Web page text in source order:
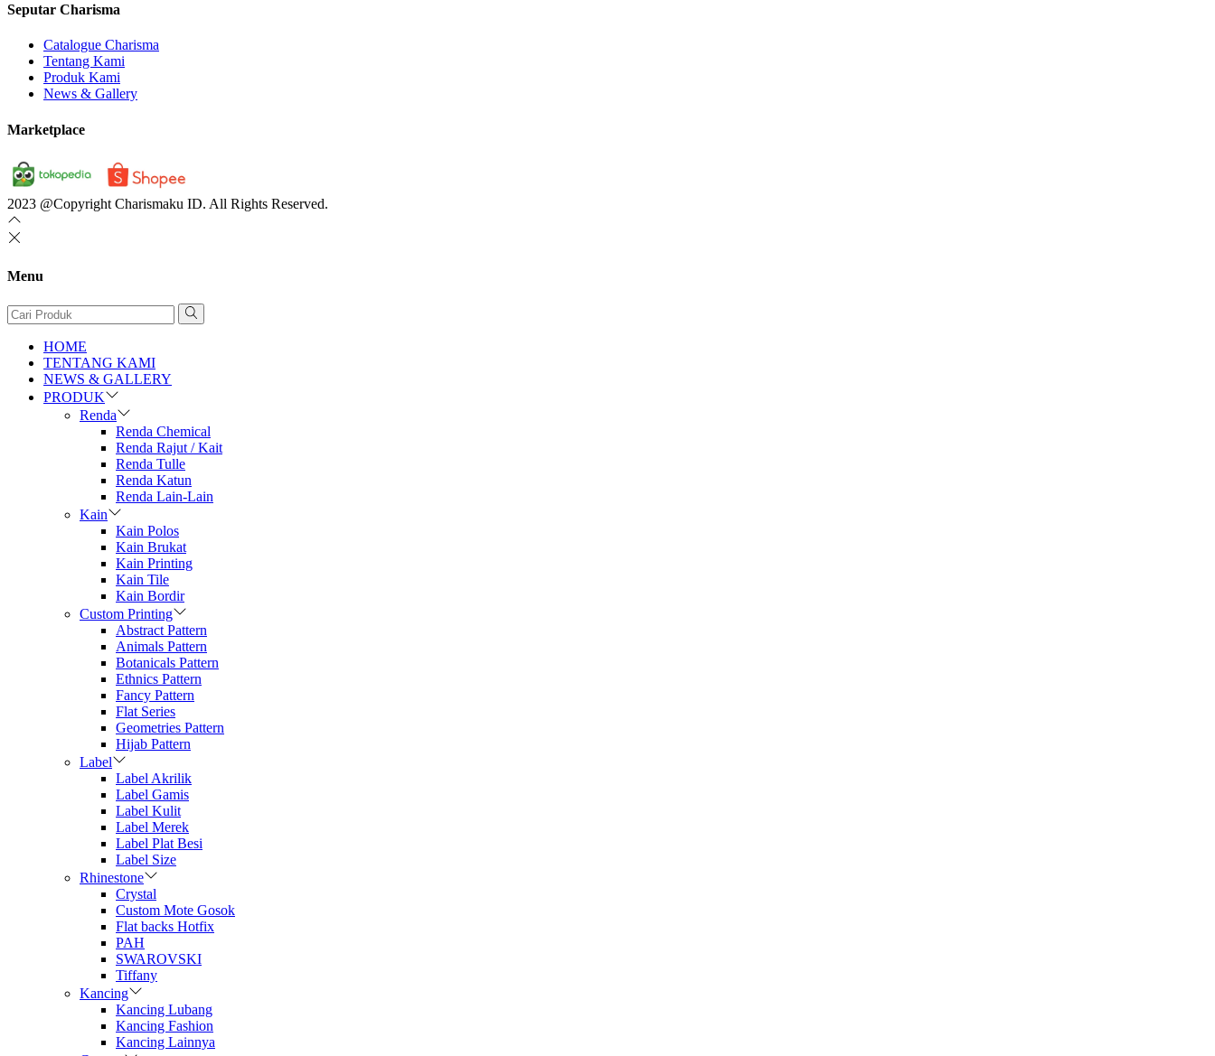
Seputar Charisma
Catalogue Charisma
Tentang Kami
Produk Kami
News & Gallery
Marketplace
2023 @Copyright Charismaku ID. All Rights Reserved.
Menu
HOME
TENTANG KAMI
NEWS & GALLERY
PRODUK
Renda
Renda Chemical
Renda Rajut / Kait
Renda Tulle
Renda Katun
Renda Lain-Lain
Kain
Kain Polos
Kain Brukat
Kain Printing
Kain Tile
Kain Bordir
Custom Printing
Abstract Pattern
Animals Pattern
Botanicals Pattern
Ethnics Pattern
Fancy Pattern
Flat Series
Geometries Pattern
Hijab Pattern
Label
Label Akrilik
Label Gamis
Label Kulit
Label Merek
Label Plat Besi
Label Size
Rhinestone
Crystal
Custom Mote Gosok
Flat backs Hotfix
PAH
SWAROVSKI
Tiffany
Kancing
Kancing Lubang
Kancing Fashion
Kancing Lainnya